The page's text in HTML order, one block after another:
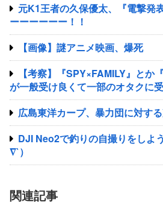
元K1王者の久保優太、『電撃発
ーーーーーー！！
【画像】謎アニメ映画
【考察】『SPY×FAMILY』とか
が一般受け良くて一部のオタクに
広島東洋カープ、暴力団に対す
DJI Neo2で釣りの自撮りをしよ
∇`）
関連記事